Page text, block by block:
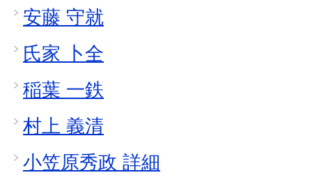
安藤 守就
氏家 卜全
稲葉 一鉄
村上 義清
小笠原秀政 詳細